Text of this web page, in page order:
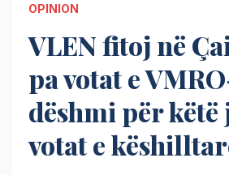
OPINION
VLEN fitoj në
pa votat e
dëshmi për këtë
votat e